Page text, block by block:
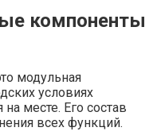
компоненты
модульная
условиях
месте. Его состав
всех функций.